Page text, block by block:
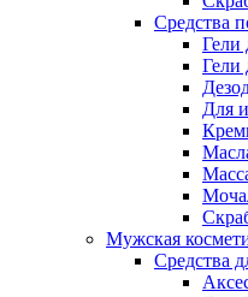
Средства
Гели
Гели
Для
Мужская
Средства